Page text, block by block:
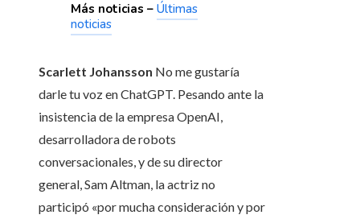
Más noticias – Últimas
noticias
Scarlett Johansson No me gustaría
darle tu voz en ChatGPT. Pesando ante la
insistencia de la empresa OpenAI,
desarrolladora de robots
conversacionales, y de su director
general, Sam Altman, la actriz no
participó «por mucha consideración y por